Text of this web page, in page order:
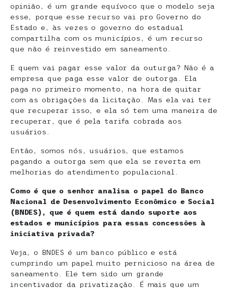
opinião, é um grande equívoco que o modelo seja
esse, porque esse recurso vai pro Governo do
Estado e, às vezes o governo do estadual
compartilha com os municípios, é um recurso
que não é reinvestido em saneamento.
E quem vai pagar esse valor da outurga? Não é a
empresa que paga esse valor de outorga. Ela
paga no primeiro momento, na hora de quitar
com as obrigações da licitação. Mas ela vai ter
que recuperar isso, e ela só tem uma maneira de
recuperar, que é pela tarifa cobrada aos
usuários.
Então, somos nós, usuários, que estamos
pagando a outorga sem que ela se reverta em
melhorias do atendimento populacional.
Como é que o senhor analisa o papel do Banco
Nacional de Desenvolvimento Econômico e Social
(BNDES), que é quem está dando suporte aos
estados e municípios para essas concessões à
iniciativa privada?
Veja, o BNDES é um banco público e está
cumprindo um papel muito pernicioso na área de
saneamento. Ele tem sido um grande
incentivador da privatização. É mais que um